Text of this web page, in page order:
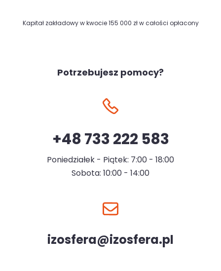
Kapitał zakładowy w kwocie 155 000 zł w całości opłacony
Potrzebujesz pomocy?
+48 733 222 583
Poniedziałek - Piątek: 7:00 - 18:00
Sobota: 10:00 - 14:00
izosfera@izosfera.pl